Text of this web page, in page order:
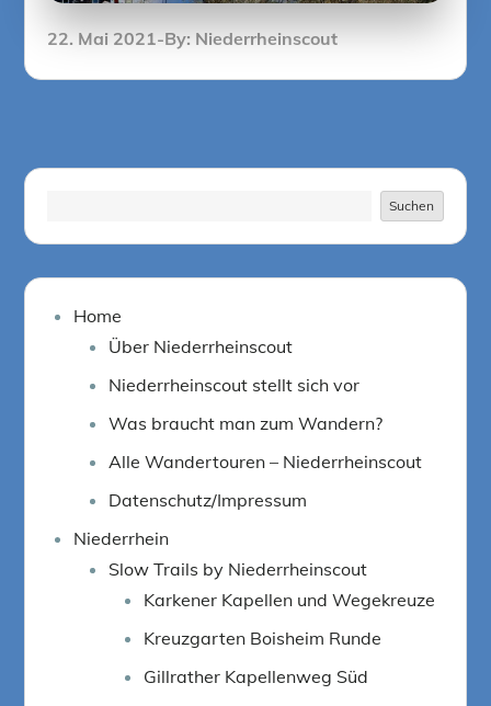
Posted
22. Mai 2021 By: Niederrheinscout
Suchen
Home
Über Niederrheinscout
Niederrheinscout stellt sich vor
Was braucht man zum Wandern?
Alle Wandertouren – Niederrheinscout
Datenschutz/Impressum
Niederrhein
Slow Trails by Niederrheinscout
Karkener Kapellen und Wegekreuze
Kreuzgarten Boisheim Runde
Gillrather Kapellenweg Süd